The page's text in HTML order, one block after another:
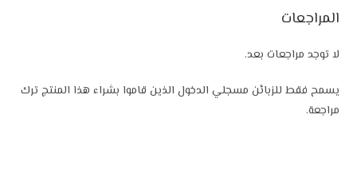
e
المراجعات
لا توجد مراجعات بعد.
يسمح فقط للزبائن مسجلي الدخول الذين قاموا بشراء هذا المنتج ترك
مراجعة.